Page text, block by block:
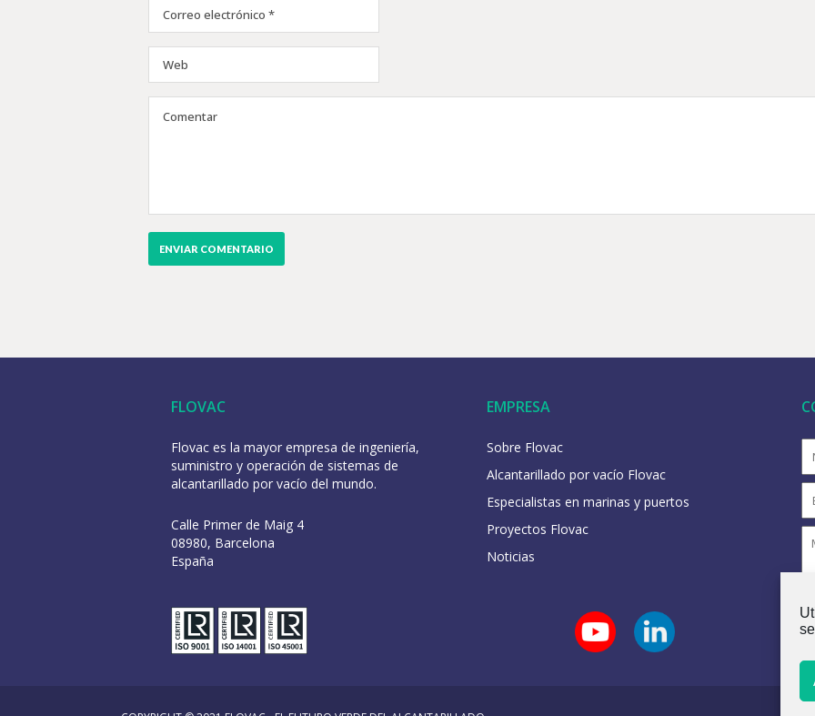
FLOVAC
Flovac es la mayor empresa de ingeniería,
suministro y operación de sistemas de
alcantarillado por vacío del mundo.
Calle Primer de Maig 4
08980, Barcelona
España
EMPRESA
Sobre Flovac
Alcantarillado por vacío Flovac
Especialistas en marinas y puertos
Proyectos Flovac
Noticias